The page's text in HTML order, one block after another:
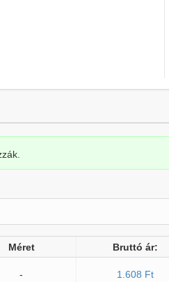
Méret Bruttó ár:
- 1.608 Ft